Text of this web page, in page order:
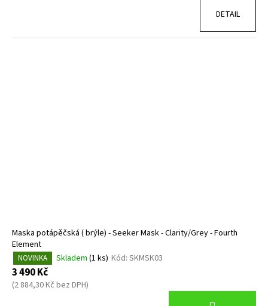
DETAIL
Maska potápěčská ( brýle) - Seeker Mask - Clarity/Grey - Fourth
Element
NOVINKA Skladem (1 ks) Kód: SKMSK03
3 490 Kč
(2 884,30 Kč bez DPH)